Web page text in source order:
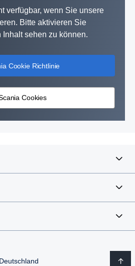
verfügbar, wenn Sie unsere
Bitte aktivieren Sie
sehen zu können.
Cookie Richtlinie
Cookies
Deutschland